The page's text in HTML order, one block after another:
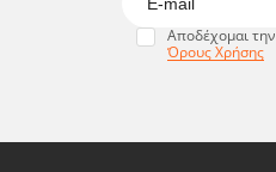
Αποδέχομαι την
Όρους Χρήσης